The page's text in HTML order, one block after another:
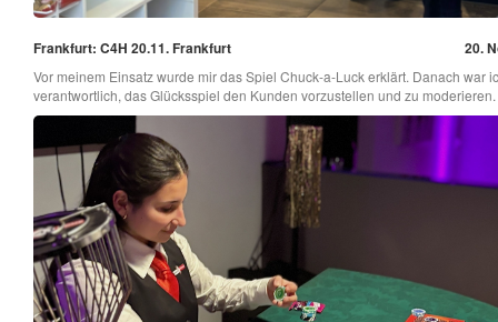
Frankfurt: C4H 20.11. Frankfurt 20.
Vor meinem Einsatz wurde mir das Spiel Chuck-a-Luck erklärt. Danach war
verantwortlich, das Glücksspiel den Kunden vorzustellen und zu moderieren.